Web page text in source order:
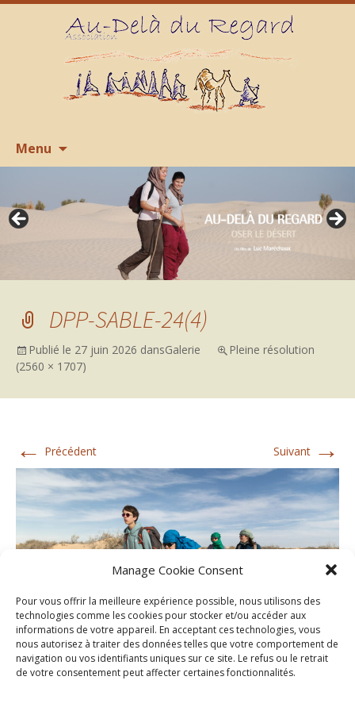
Manage Cookie Consent
Pour vous offrir la meilleure expérience possible, nous utilisons des
technologies comme les cookies pour stocker et/ou accéder aux
informations de votre appareil. En acceptant ces technologies, vous
nous autorisez à traiter des données telles que votre comportement de
navigation ou vos identifiants uniques sur ce site. Le refus ou le retrait
de votre consentement peut affecter certaines fonctionnalités.
Menu
contenu
DPP-SABLE-24(4)
Publié le 27 juin 2026 dansGalerie
Pleine résolution
(2560 × 1707)
← Précédent Suivant →